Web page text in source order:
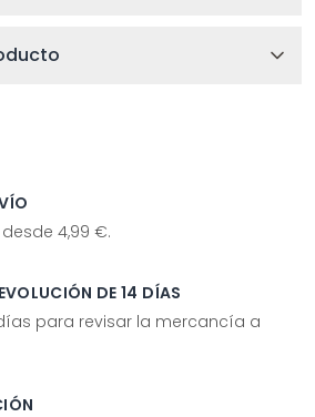
4,99 €.
DE 14 DÍAS
para revisar la mercancía a